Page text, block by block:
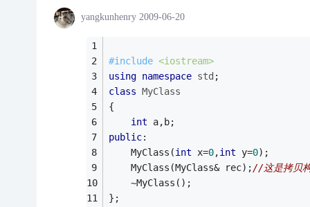
yangkunhenry 2009-06-20
#include <iostream>
using namespace std ;
class MyClass
{
int a,b;
public:
	MyClass(
int x=0,int y=0);
	MyClass(MyClass& rec);
//这是拷贝
	~MyClass();
};